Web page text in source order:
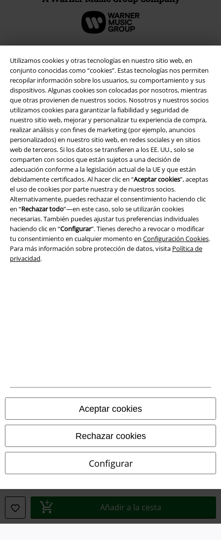
Utilizamos cookies y otras tecnologías en nuestro sitio web, en
conjunto conocidas como “cookies”. Estas tecnologías nos permiten
recopilar información sobre los usuarios, su comportamiento y sus
dispositivos. Algunas cookies son colocadas por nosotros, mientras
que otras provienen de nuestros socios. Nosotros y nuestros socios
utilizamos cookies para garantizar la fiabilidad y seguridad de
nuestro sitio web, mejorar y personalizar tu experiencia de compra,
realizar análisis y con fines de marketing (por ejemplo, anuncios
personalizados) en nuestro sitio web, en redes sociales y en sitios
web de terceros. Si los datos se transfieren a los EE. UU., solo se
comparten con socios que están sujetos a una decisión de
adecuación conforme a la legislación actual de la UE y que están
debidamente certificados. Al hacer clic en “Aceptar cookies”, aceptas
el uso de cookies por parte nuestra y de nuestros socios.
Alternativamente, puedes rechazar el consentimiento haciendo clic
en “Rechazar todo”—en este caso, solo se utilizarán cookies
necesarias. También puedes ajustar tus preferencias individuales
haciendo clic en “Configurar”. Tienes derecho a revocar o modificar
tu consentimiento en cualquier momento en Configuración Cookies.
Para más información sobre protección de datos, visita Política de
privacidad.
Aceptar cookies
Rechazar cookies
Configurar
Añadir a la cesta
Seguridad
Legal
Términos y Condiciones
Aviso Legal
Cancelar pedido
Todos los precios incluyen el IVA pero no losgastos de transporte
© 1986-2026 E.M.P. Merchandising HGmbH
Tiendas EMP online
EMP International
EMP France